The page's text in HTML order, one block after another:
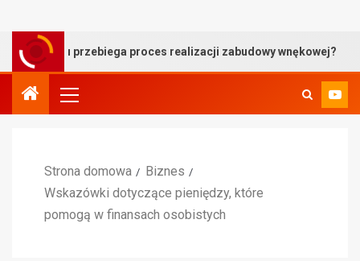
przebiega proces realizacji zabudowy wnękowej?
Strona domowa
Biznes
Wskazówki dotyczące pieniędzy, które
pomogą w finansach osobistych